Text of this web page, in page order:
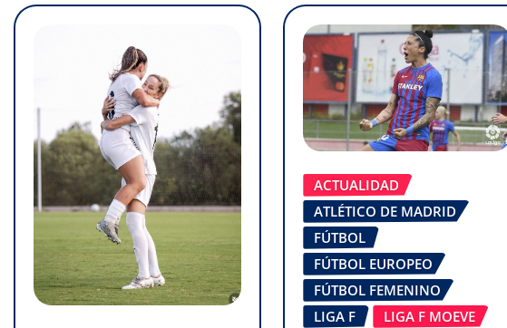
ACTUALIDAD
ATLÉTICO DE MADRID
FÚTBOL
FÚTBOL EUROPEO
FÚTBOL FEMENINO
LIGA F
LIGA F MOEVE